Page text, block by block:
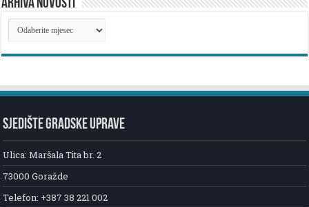
ARHIVA NOVOSTI
ARHIVA
NOVOSTI
SJEDIŠTE GRADSKE UPRAVE
Ulica: Maršala Tita br. 2
73000 Goražde
Telefon: +387 38 221 002